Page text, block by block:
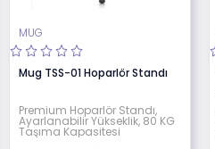
MUG
Mug TSS-01 Hoparlör Standı
Premium Hoparlör Standı,
Ayarlanabilir Yükseklik, 80 KG
Taşıma Kapasitesi